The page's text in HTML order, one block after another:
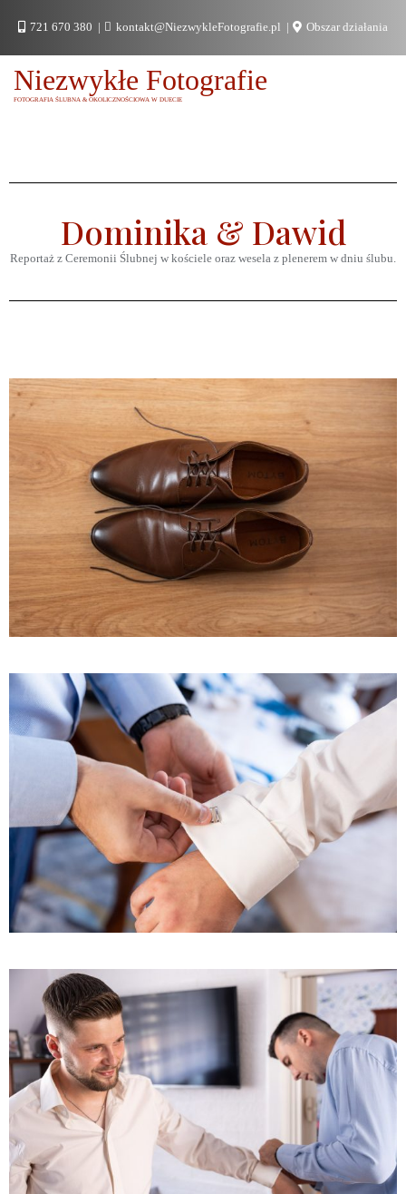
721 670 380 kontakt@NiezwykleFotografie.pl Obszar działania
Niezwykłe Fotografie
FOTOGRAFIA ŚLUBNA & OKOLICZNOŚCIOWA W DUECIE
Dominika & Dawid
Reportaż z Ceremonii Ślubnej w kościele oraz wesela z plenerem w dniu ślubu.